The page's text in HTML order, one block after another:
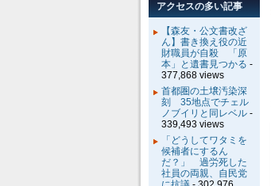
アクセスの多い記事
【森友・公文書改ざ
ん】書き換え役の近
財職員が自殺 「原
本」と遺書見つかる -
377,868 views
首都圏の土壌汚染深
刻 35地点でチェル
ノブイリと同レベル -
339,493 views
「どうしてワタミを
候補者にするん
だ？」 過労死した
社員の両親、自民党